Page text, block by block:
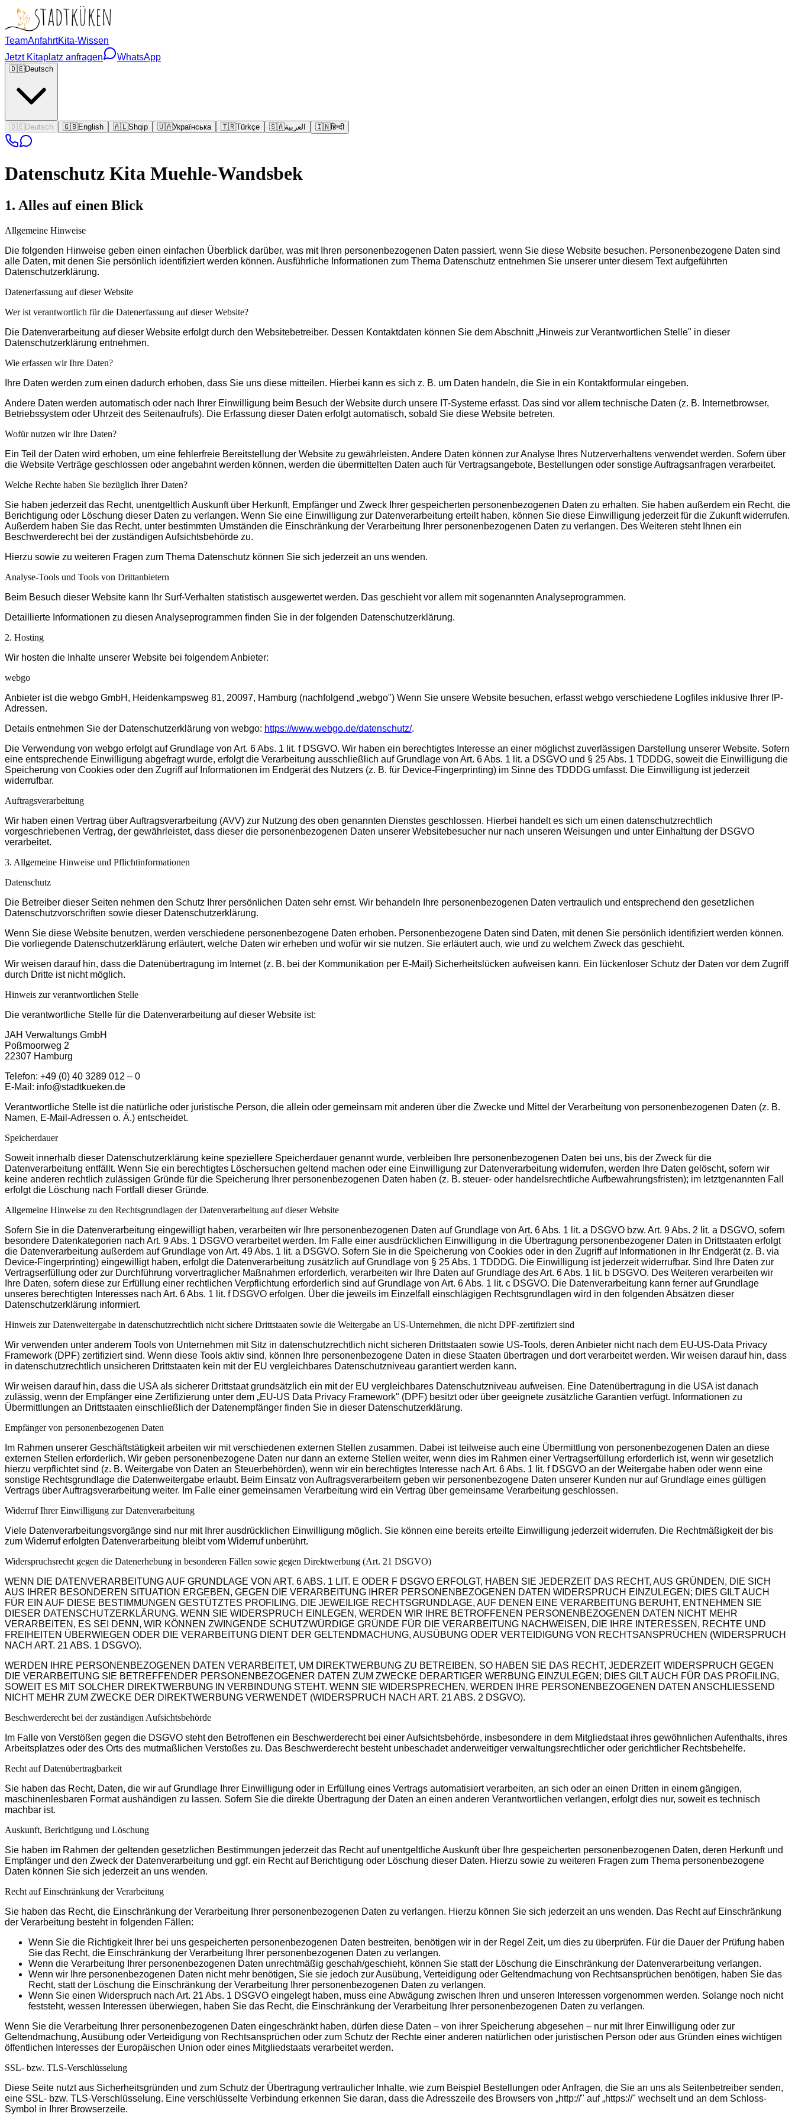
TeamAnfahrtKita-Wissen
Jetzt Kitaplatz anfragen
WhatsApp
🇩🇪Deutsch
🇩🇪 Deutsch 🇬🇧English 🇦🇱Shqip 🇺🇦Українська 🇹🇷Türkçe 🇸🇦العربية 🇮🇳हिन्दी
Datenschutz Kita Muehle-Wandsbek
1. Alles auf einen Blick
Allgemeine Hinweise
Die folgenden Hinweise geben einen einfachen Überblick darüber, was mit Ihren personenbezogenen Daten passiert, wenn Sie diese Website besuchen. Personenbezogene Daten sind
alle Daten, mit denen Sie persönlich identifiziert werden können. Ausführliche Informationen zum Thema Datenschutz entnehmen Sie unserer unter diesem Text aufgeführten
Datenschutzerklärung.
Datenerfassung auf dieser Website
Wer ist verantwortlich für die Datenerfassung auf dieser Website?
Die Datenverarbeitung auf dieser Website erfolgt durch den Websitebetreiber. Dessen Kontaktdaten können Sie dem Abschnitt „Hinweis zur Verantwortlichen Stelle" in dieser
Datenschutzerklärung entnehmen.
Wie erfassen wir Ihre Daten?
Ihre Daten werden zum einen dadurch erhoben, dass Sie uns diese mitteilen. Hierbei kann es sich z. B. um Daten handeln, die Sie in ein Kontaktformular eingeben.
Andere Daten werden automatisch oder nach Ihrer Einwilligung beim Besuch der Website durch unsere IT-Systeme erfasst. Das sind vor allem technische Daten (z. B. Internetbrowser,
Betriebssystem oder Uhrzeit des Seitenaufrufs). Die Erfassung dieser Daten erfolgt automatisch, sobald Sie diese Website betreten.
Wofür nutzen wir Ihre Daten?
Ein Teil der Daten wird erhoben, um eine fehlerfreie Bereitstellung der Website zu gewährleisten. Andere Daten können zur Analyse Ihres Nutzerverhaltens verwendet werden. Sofern über
die Website Verträge geschlossen oder angebahnt werden können, werden die übermittelten Daten auch für Vertragsangebote, Bestellungen oder sonstige Auftragsanfragen verarbeitet.
Welche Rechte haben Sie bezüglich Ihrer Daten?
Sie haben jederzeit das Recht, unentgeltlich Auskunft über Herkunft, Empfänger und Zweck Ihrer gespeicherten personenbezogenen Daten zu erhalten. Sie haben außerdem ein Recht, die
Berichtigung oder Löschung dieser Daten zu verlangen. Wenn Sie eine Einwilligung zur Datenverarbeitung erteilt haben, können Sie diese Einwilligung jederzeit für die Zukunft widerrufen.
Außerdem haben Sie das Recht, unter bestimmten Umständen die Einschränkung der Verarbeitung Ihrer personenbezogenen Daten zu verlangen. Des Weiteren steht Ihnen ein
Beschwerderecht bei der zuständigen Aufsichtsbehörde zu.
Hierzu sowie zu weiteren Fragen zum Thema Datenschutz können Sie sich jederzeit an uns wenden.
Analyse-Tools und Tools von Dritt­anbietern
Beim Besuch dieser Website kann Ihr Surf-Verhalten statistisch ausgewertet werden. Das geschieht vor allem mit sogenannten Analyseprogrammen.
Detaillierte Informationen zu diesen Analyseprogrammen finden Sie in der folgenden Datenschutzerklärung.
2. Hosting
Wir hosten die Inhalte unserer Website bei folgendem Anbieter:
webgo
Anbieter ist die webgo GmbH, Heidenkampsweg 81, 20097, Hamburg (nachfolgend „webgo") Wenn Sie unsere Website besuchen, erfasst webgo verschiedene Logfiles inklusive Ihrer IP-
Adressen.
Details entnehmen Sie der Datenschutzerklärung von webgo: https://www.webgo.de/datenschutz/.
Die Verwendung von webgo erfolgt auf Grundlage von Art. 6 Abs. 1 lit. f DSGVO. Wir haben ein berechtigtes Interesse an einer möglichst zuverlässigen Darstellung unserer Website. Sofern
eine entsprechende Einwilligung abgefragt wurde, erfolgt die Verarbeitung ausschließlich auf Grundlage von Art. 6 Abs. 1 lit. a DSGVO und § 25 Abs. 1 TDDDG, soweit die Einwilligung die
Speicherung von Cookies oder den Zugriff auf Informationen im Endgerät des Nutzers (z. B. für Device-Fingerprinting) im Sinne des TDDDG umfasst. Die Einwilligung ist jederzeit
widerrufbar.
Auftragsverarbeitung
Wir haben einen Vertrag über Auftragsverarbeitung (AVV) zur Nutzung des oben genannten Dienstes geschlossen. Hierbei handelt es sich um einen datenschutzrechtlich
vorgeschriebenen Vertrag, der gewährleistet, dass dieser die personenbezogenen Daten unserer Websitebesucher nur nach unseren Weisungen und unter Einhaltung der DSGVO
verarbeitet.
3. Allgemeine Hinweise und Pflicht­informationen
Datenschutz
Die Betreiber dieser Seiten nehmen den Schutz Ihrer persönlichen Daten sehr ernst. Wir behandeln Ihre personenbezogenen Daten vertraulich und entsprechend den gesetzlichen
Datenschutzvorschriften sowie dieser Datenschutzerklärung.
Wenn Sie diese Website benutzen, werden verschiedene personenbezogene Daten erhoben. Personenbezogene Daten sind Daten, mit denen Sie persönlich identifiziert werden können.
Die vorliegende Datenschutzerklärung erläutert, welche Daten wir erheben und wofür wir sie nutzen. Sie erläutert auch, wie und zu welchem Zweck das geschieht.
Wir weisen darauf hin, dass die Datenübertragung im Internet (z. B. bei der Kommunikation per E-Mail) Sicherheitslücken aufweisen kann. Ein lückenloser Schutz der Daten vor dem Zugriff
durch Dritte ist nicht möglich.
Hinweis zur verantwortlichen Stelle
Die verantwortliche Stelle für die Datenverarbeitung auf dieser Website ist:
JAH Verwaltungs GmbH
Poßmoorweg 2
22307 Hamburg
Telefon: +49 (0) 40 3289 012 – 0
E-Mail: info@stadtkueken.de
Verantwortliche Stelle ist die natürliche oder juristische Person, die allein oder gemeinsam mit anderen über die Zwecke und Mittel der Verarbeitung von personenbezogenen Daten (z. B.
Namen, E-Mail-Adressen o. Ä.) entscheidet.
Speicherdauer
Soweit innerhalb dieser Datenschutzerklärung keine speziellere Speicherdauer genannt wurde, verbleiben Ihre personenbezogenen Daten bei uns, bis der Zweck für die
Datenverarbeitung entfällt. Wenn Sie ein berechtigtes Löschersuchen geltend machen oder eine Einwilligung zur Datenverarbeitung widerrufen, werden Ihre Daten gelöscht, sofern wir
keine anderen rechtlich zulässigen Gründe für die Speicherung Ihrer personenbezogenen Daten haben (z. B. steuer- oder handelsrechtliche Aufbewahrungsfristen); im letztgenannten Fall
erfolgt die Löschung nach Fortfall dieser Gründe.
Allgemeine Hinweise zu den Rechtsgrundlagen der Datenverarbeitung auf dieser Website
Sofern Sie in die Datenverarbeitung eingewilligt haben, verarbeiten wir Ihre personenbezogenen Daten auf Grundlage von Art. 6 Abs. 1 lit. a DSGVO bzw. Art. 9 Abs. 2 lit. a DSGVO, sofern
besondere Datenkategorien nach Art. 9 Abs. 1 DSGVO verarbeitet werden. Im Falle einer ausdrücklichen Einwilligung in die Übertragung personenbezogener Daten in Drittstaaten erfolgt
die Datenverarbeitung außerdem auf Grundlage von Art. 49 Abs. 1 lit. a DSGVO. Sofern Sie in die Speicherung von Cookies oder in den Zugriff auf Informationen in Ihr Endgerät (z. B. via
Device-Fingerprinting) eingewilligt haben, erfolgt die Datenverarbeitung zusätzlich auf Grundlage von § 25 Abs. 1 TDDDG. Die Einwilligung ist jederzeit widerrufbar. Sind Ihre Daten zur
Vertragserfüllung oder zur Durchführung vorvertraglicher Maßnahmen erforderlich, verarbeiten wir Ihre Daten auf Grundlage des Art. 6 Abs. 1 lit. b DSGVO. Des Weiteren verarbeiten wir
Ihre Daten, sofern diese zur Erfüllung einer rechtlichen Verpflichtung erforderlich sind auf Grundlage von Art. 6 Abs. 1 lit. c DSGVO. Die Datenverarbeitung kann ferner auf Grundlage
unseres berechtigten Interesses nach Art. 6 Abs. 1 lit. f DSGVO erfolgen. Über die jeweils im Einzelfall einschlägigen Rechtsgrundlagen wird in den folgenden Absätzen dieser
Datenschutzerklärung informiert.
Hinweis zur Datenweitergabe in datenschutzrechtlich nicht sichere Drittstaaten sowie die Weitergabe an US-Unternehmen, die nicht DPF-zertifiziert sind
Wir verwenden unter anderem Tools von Unternehmen mit Sitz in datenschutzrechtlich nicht sicheren Drittstaaten sowie US-Tools, deren Anbieter nicht nach dem EU-US-Data Privacy
Framework (DPF) zertifiziert sind. Wenn diese Tools aktiv sind, können Ihre personenbezogene Daten in diese Staaten übertragen und dort verarbeitet werden. Wir weisen darauf hin, dass
in datenschutzrechtlich unsicheren Drittstaaten kein mit der EU vergleichbares Datenschutzniveau garantiert werden kann.
Wir weisen darauf hin, dass die USA als sicherer Drittstaat grundsätzlich ein mit der EU vergleichbares Datenschutzniveau aufweisen. Eine Datenübertragung in die USA ist danach
zulässig, wenn der Empfänger eine Zertifizierung unter dem „EU-US Data Privacy Framework" (DPF) besitzt oder über geeignete zusätzliche Garantien verfügt. Informationen zu
Übermittlungen an Drittstaaten einschließlich der Datenempfänger finden Sie in dieser Datenschutzerklärung.
Empfänger von personenbezogenen Daten
Im Rahmen unserer Geschäftstätigkeit arbeiten wir mit verschiedenen externen Stellen zusammen. Dabei ist teilweise auch eine Übermittlung von personenbezogenen Daten an diese
externen Stellen erforderlich. Wir geben personenbezogene Daten nur dann an externe Stellen weiter, wenn dies im Rahmen einer Vertragserfüllung erforderlich ist, wenn wir gesetzlich
hierzu verpflichtet sind (z. B. Weitergabe von Daten an Steuerbehörden), wenn wir ein berechtigtes Interesse nach Art. 6 Abs. 1 lit. f DSGVO an der Weitergabe haben oder wenn eine
sonstige Rechtsgrundlage die Datenweitergabe erlaubt. Beim Einsatz von Auftragsverarbeitern geben wir personenbezogene Daten unserer Kunden nur auf Grundlage eines gültigen
Vertrags über Auftragsverarbeitung weiter. Im Falle einer gemeinsamen Verarbeitung wird ein Vertrag über gemeinsame Verarbeitung geschlossen.
Widerruf Ihrer Einwilligung zur Datenverarbeitung
Viele Datenverarbeitungsvorgänge sind nur mit Ihrer ausdrücklichen Einwilligung möglich. Sie können eine bereits erteilte Einwilligung jederzeit widerrufen. Die Rechtmäßigkeit der bis
zum Widerruf erfolgten Datenverarbeitung bleibt vom Widerruf unberührt.
Widerspruchsrecht gegen die Datenerhebung in besonderen Fällen sowie gegen Direktwerbung (Art. 21 DSGVO)
WENN DIE DATENVERARBEITUNG AUF GRUNDLAGE VON ART. 6 ABS. 1 LIT. E ODER F DSGVO ERFOLGT, HABEN SIE JEDERZEIT DAS RECHT, AUS GRÜNDEN, DIE SICH
AUS IHRER BESONDEREN SITUATION ERGEBEN, GEGEN DIE VERARBEITUNG IHRER PERSONENBEZOGENEN DATEN WIDERSPRUCH EINZULEGEN; DIES GILT AUCH
FÜR EIN AUF DIESE BESTIMMUNGEN GESTÜTZTES PROFILING. DIE JEWEILIGE RECHTSGRUNDLAGE, AUF DENEN EINE VERARBEITUNG BERUHT, ENTNEHMEN SIE
DIESER DATENSCHUTZERKLÄRUNG. WENN SIE WIDERSPRUCH EINLEGEN, WERDEN WIR IHRE BETROFFENEN PERSONENBEZOGENEN DATEN NICHT MEHR
VERARBEITEN, ES SEI DENN, WIR KÖNNEN ZWINGENDE SCHUTZWÜRDIGE GRÜNDE FÜR DIE VERARBEITUNG NACHWEISEN, DIE IHRE INTERESSEN, RECHTE UND
FREIHEITEN ÜBERWIEGEN ODER DIE VERARBEITUNG DIENT DER GELTENDMACHUNG, AUSÜBUNG ODER VERTEIDIGUNG VON RECHTSANSPRÜCHEN (WIDERSPRUCH
NACH ART. 21 ABS. 1 DSGVO).
WERDEN IHRE PERSONENBEZOGENEN DATEN VERARBEITET, UM DIREKTWERBUNG ZU BETREIBEN, SO HABEN SIE DAS RECHT, JEDERZEIT WIDERSPRUCH GEGEN
DIE VERARBEITUNG SIE BETREFFENDER PERSONENBEZOGENER DATEN ZUM ZWECKE DERARTIGER WERBUNG EINZULEGEN; DIES GILT AUCH FÜR DAS PROFILING,
SOWEIT ES MIT SOLCHER DIREKTWERBUNG IN VERBINDUNG STEHT. WENN SIE WIDERSPRECHEN, WERDEN IHRE PERSONENBEZOGENEN DATEN ANSCHLIESSEND
NICHT MEHR ZUM ZWECKE DER DIREKTWERBUNG VERWENDET (WIDERSPRUCH NACH ART. 21 ABS. 2 DSGVO).
Beschwerde­recht bei der zuständigen Aufsichts­behörde
Im Falle von Verstößen gegen die DSGVO steht den Betroffenen ein Beschwerderecht bei einer Aufsichtsbehörde, insbesondere in dem Mitgliedstaat ihres gewöhnlichen Aufenthalts, ihres
Arbeitsplatzes oder des Orts des mutmaßlichen Verstoßes zu. Das Beschwerderecht besteht unbeschadet anderweitiger verwaltungsrechtlicher oder gerichtlicher Rechtsbehelfe.
Recht auf Daten­übertrag­barkeit
Sie haben das Recht, Daten, die wir auf Grundlage Ihrer Einwilligung oder in Erfüllung eines Vertrags automatisiert verarbeiten, an sich oder an einen Dritten in einem gängigen,
maschinenlesbaren Format aushändigen zu lassen. Sofern Sie die direkte Übertragung der Daten an einen anderen Verantwortlichen verlangen, erfolgt dies nur, soweit es technisch
machbar ist.
Auskunft, Berichtigung und Löschung
Sie haben im Rahmen der geltenden gesetzlichen Bestimmungen jederzeit das Recht auf unentgeltliche Auskunft über Ihre gespeicherten personenbezogenen Daten, deren Herkunft und
Empfänger und den Zweck der Datenverarbeitung und ggf. ein Recht auf Berichtigung oder Löschung dieser Daten. Hierzu sowie zu weiteren Fragen zum Thema personenbezogene
Daten können Sie sich jederzeit an uns wenden.
Recht auf Einschränkung der Verarbeitung
Sie haben das Recht, die Einschränkung der Verarbeitung Ihrer personenbezogenen Daten zu verlangen. Hierzu können Sie sich jederzeit an uns wenden. Das Recht auf Einschränkung
der Verarbeitung besteht in folgenden Fällen:
Wenn Sie die Richtigkeit Ihrer bei uns gespeicherten personenbezogenen Daten bestreiten, benötigen wir in der Regel Zeit, um dies zu überprüfen. Für die Dauer der Prüfung haben
Sie das Recht, die Einschränkung der Verarbeitung Ihrer personenbezogenen Daten zu verlangen.
Wenn die Verarbeitung Ihrer personenbezogenen Daten unrechtmäßig geschah/geschieht, können Sie statt der Löschung die Einschränkung der Datenverarbeitung verlangen.
Wenn wir Ihre personenbezogenen Daten nicht mehr benötigen, Sie sie jedoch zur Ausübung, Verteidigung oder Geltendmachung von Rechtsansprüchen benötigen, haben Sie das
Recht, statt der Löschung die Einschränkung der Verarbeitung Ihrer personenbezogenen Daten zu verlangen.
Wenn Sie einen Widerspruch nach Art. 21 Abs. 1 DSGVO eingelegt haben, muss eine Abwägung zwischen Ihren und unseren Interessen vorgenommen werden. Solange noch nicht
feststeht, wessen Interessen überwiegen, haben Sie das Recht, die Einschränkung der Verarbeitung Ihrer personenbezogenen Daten zu verlangen.
Wenn Sie die Verarbeitung Ihrer personenbezogenen Daten eingeschränkt haben, dürfen diese Daten – von ihrer Speicherung abgesehen – nur mit Ihrer Einwilligung oder zur
Geltendmachung, Ausübung oder Verteidigung von Rechtsansprüchen oder zum Schutz der Rechte einer anderen natürlichen oder juristischen Person oder aus Gründen eines wichtigen
öffentlichen Interesses der Europäischen Union oder eines Mitgliedstaats verarbeitet werden.
SSL- bzw. TLS-Verschlüsselung
Diese Seite nutzt aus Sicherheitsgründen und zum Schutz der Übertragung vertraulicher Inhalte, wie zum Beispiel Bestellungen oder Anfragen, die Sie an uns als Seitenbetreiber senden,
eine SSL- bzw. TLS-Verschlüsselung. Eine verschlüsselte Verbindung erkennen Sie daran, dass die Adresszeile des Browsers von „http://" auf „https://" wechselt und an dem Schloss-
Symbol in Ihrer Browserzeile.